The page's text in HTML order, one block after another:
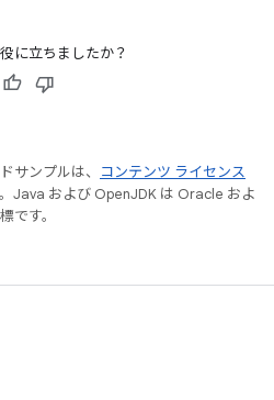
に立ちましたか？
サンプルは、
コンテンツ ライセンス
Java および OpenJDK は Oracle およ
です。